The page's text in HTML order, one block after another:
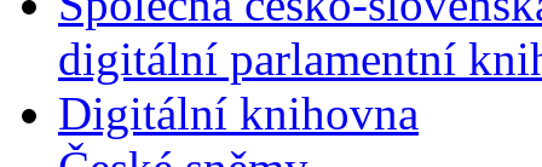
digitální parlamentní
Digitální knihovna